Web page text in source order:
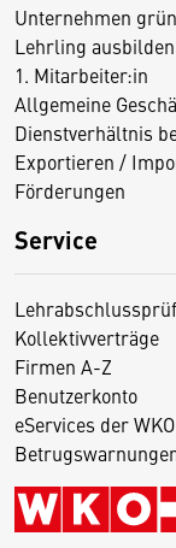
Unternehmen
Lehrling ausbilden
1. Mitarbeiter:in
Allgemeine
Dienstverhältnis
Exportieren /
Förderungen
Service
Kollektivverträge
Firmen A-Z
Benutzerkonto
eServices der WKO